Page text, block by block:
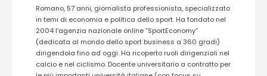
Romano, 57 anni, giornalista professionista, specializzato
in temi di economia e politica dello sport. Ha fondato nel
2004 l’agenzia nazionale online “SportEconomy”
(dedicata al mondo dello sport business a 360 gradi)
dirigendola fino ad oggi. Ha ricoperto ruoli dirigenziali nel
calcio e nel ciclismo. Docente universitario a contratto per